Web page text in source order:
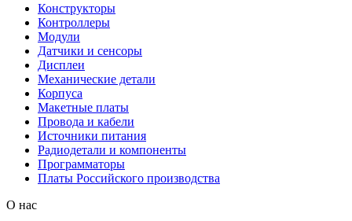
Конструкторы
Контроллеры
Модули
Датчики и сенсоры
Дисплеи
Механические детали
Корпуса
Макетные платы
Провода и кабели
Источники питания
Радиодетали и компоненты
Программаторы
Платы Российского производства
О нас